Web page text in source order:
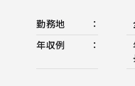
勤務地
年収例